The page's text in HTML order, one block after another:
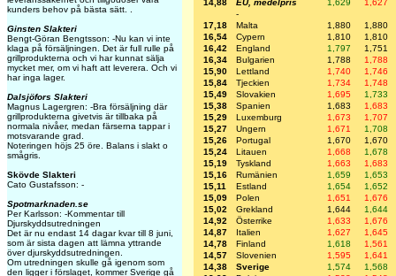
kunders behov på bästa sätt. .
Ginsten Slakteri
Bengt-Göran Bengtsson: -Nu kan vi inte
klaga på försäljningen. Det är full rulle på
grillprodukterna och vi har kunnat sälja
mycket mer, om vi haft att leverera. Och vi
har inga lager.
Dalsjöfors Slakteri
Magnus Lagergren: -Bra försäljning där
grillprodukterna givetvis är tillbaka på
normala nivåer, medan färserna tappar i
motsvarande grad.
Noteringen höjs 25 öre. Balans i slakt o
smågris.
Skövde Slakteri
Cato Gustafsson: -
Spotmarknaden.se
Per Karlsson: -Kommentar till
Djurskyddsutredningen
Det är nu endast 14 dagar kvar till 8 juni,
som är sista dagen att lämna yttrande
över djurskyddsutredningen.
Om utredningen skulle gå igenom som
den ligger i förslaget, kommer Sverige gå
14,88
EU, medelpris 1,629
1,627
-
17,18
Malta 1,880
1,880
16,54
Cypern 1,810
1,810
16,42
England 1,797
1,751
16,34
Bulgarien 1,788
1,788
15,90
Lettland 1,740
1,746
15,84
Tjeckien 1,734
1,748
15,49
Slovakien 1,695
1,733
15,38
Spanien 1,683
1,683
15,29
Luxemburg 1,673
1,707
15,27
Ungern 1,671
1,708
15,26
Portugal 1,670
1,670
15,24
Litauen 1,668
1,678
15,19
Tyskland 1,663
1,683
15,16
Rumänien 1,659
1,653
15,11
Estland 1,654
1,652
15,09
Polen 1,651
1,676
15,02
Grekland 1,644
1,644
14,92
Österrike 1,633
1,676
14,87
Italien 1,627
1,645
14,78
Finland 1,618
1,561
14,57
Slovenien 1,595
1,641
14,38
Sverige 1,574
1,568